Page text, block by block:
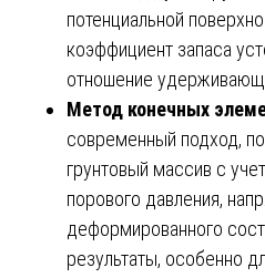
потенциальной
коэффициент запаса
отношение
Метод конечных
современный подход,
грунтовый массив с
порового давления,
деформированного
результаты, особенно